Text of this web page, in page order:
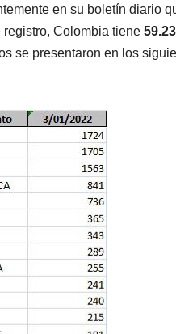
en su boletín diario
registro, Colombia tiene
se presentaron en los